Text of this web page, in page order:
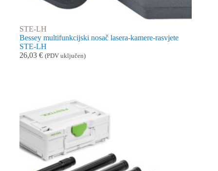
STE-LH
Bessey multifunkcijski nosač lasera-kamere-rasvjete
STE-LH
26,03 € (PDV uključen)